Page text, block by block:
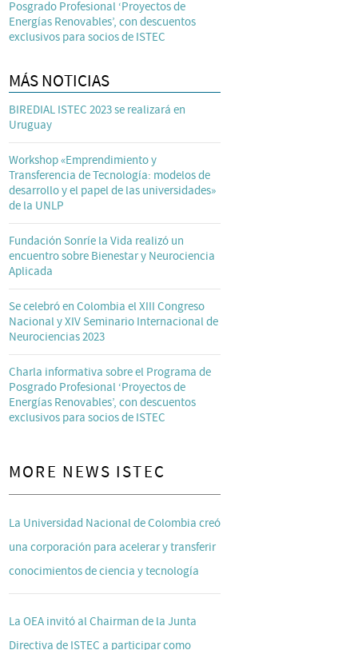
Posgrado Profesional ‘Proyectos de
Energías Renovables’, con descuentos
exclusivos para socios de ISTEC
MÁS NOTICIAS
BIREDIAL ISTEC 2023 se realizará en
Uruguay
Workshop «Emprendimiento y
Transferencia de Tecnología: modelos de
desarrollo y el papel de las universidades»
de la UNLP
Fundación Sonríe la Vida realizó un
encuentro sobre Bienestar y Neurociencia
Aplicada
Se celebró en Colombia el XIII Congreso
Nacional y XIV Seminario Internacional de
Neurociencias 2023
Charla informativa sobre el Programa de
Posgrado Profesional ‘Proyectos de
Energías Renovables’, con descuentos
exclusivos para socios de ISTEC
MORE NEWS ISTEC
La Universidad Nacional de Colombia creó
una corporación para acelerar y transferir
conocimientos de ciencia y tecnología
La OEA invitó al Chairman de la Junta
Directiva de ISTEC a participar como